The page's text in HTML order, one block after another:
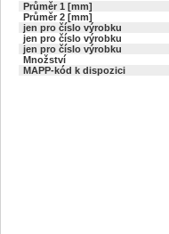
Průměr 1 [mm]
Průměr 2 [mm]
jen pro číslo výrobku
jen pro číslo výrobku
jen pro číslo výrobku
Množství
MAPP-kód k dispozici